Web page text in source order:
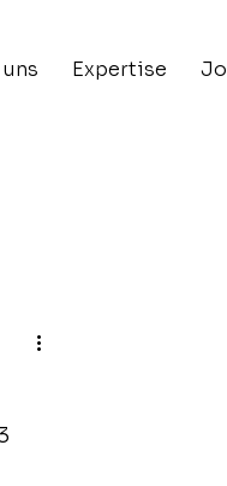
Expertise